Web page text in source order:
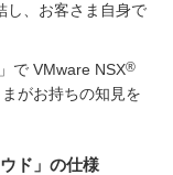
し、お客さま自身で
で VMware NSX®
がお持ちの知見を
ド」の仕様